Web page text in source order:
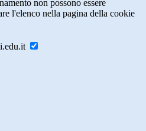
non possono essere
l'elenco nella pagina della cookie